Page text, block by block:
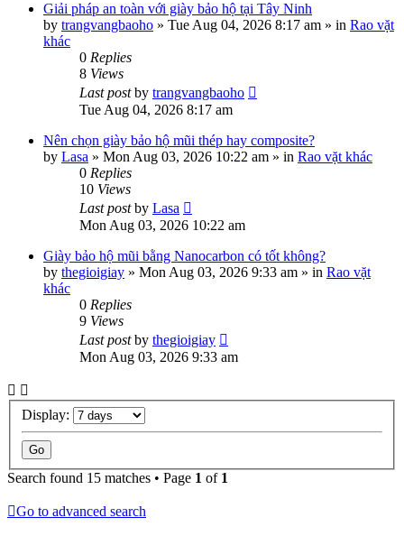
Giải pháp an toàn với giày bảo hộ tại Tây Ninh
by trangvangbaoho » Tue Aug 04, 2026 8:17 am » in Rao vặt
khác
0 Replies
8 Views
Last postby trangvangbaoho
Tue Aug 04, 2026 8:17 am
Nên chọn giày bảo hộ mũi thép hay composite?
by Lasa » Mon Aug 03, 2026 10:22 am » in Rao vặt khác
0 Replies
10 Views
Last postby Lasa
Mon Aug 03, 2026 10:22 am
Giày bảo hộ mũi bằng Nanocarbon có tốt không?
by thegioigiay » Mon Aug 03, 2026 9:33 am » in Rao vặt
khác
0 Replies
9 Views
Last postby thegioigiay
Mon Aug 03, 2026 9:33 am
Display:
Search found 15 matches • Page 1 of 1
Go to advanced search